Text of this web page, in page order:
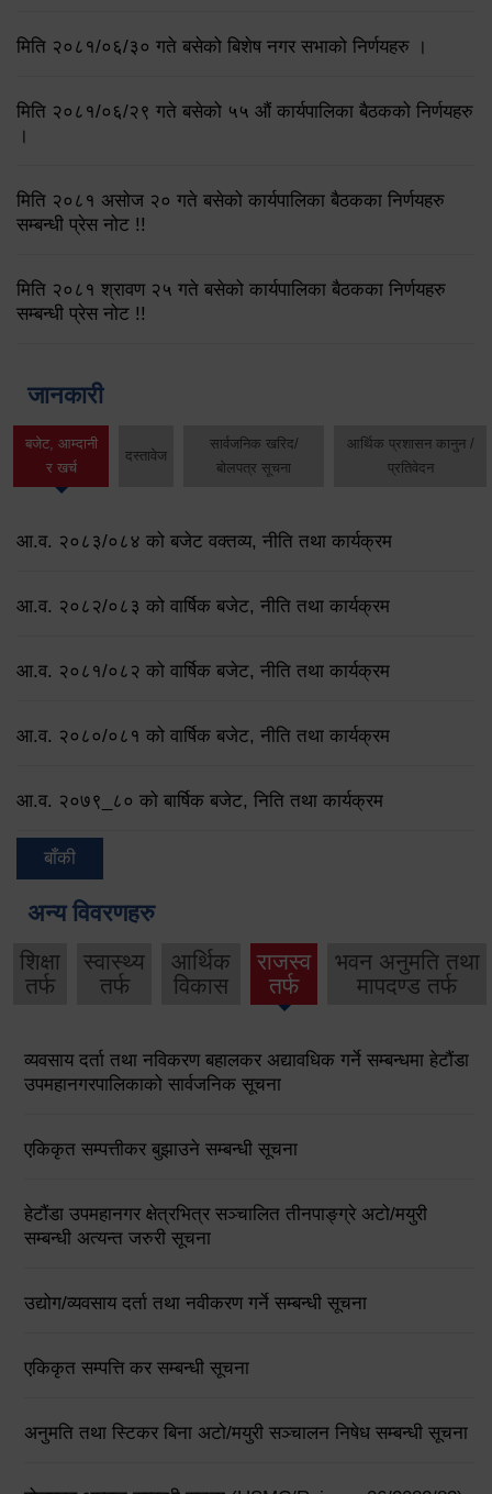
मिति २०८१/०६/३० गते बसेको बिशेष नगर सभाको निर्णयहरु ।
मिति २०८१/०६/२९ गते बसेको ५५ औं कार्यपालिका बैठकको निर्णयहरु
।
मिति २०८१ असोज २० गते बसेको कार्यपालिका बैठकका निर्णयहरु
सम्बन्धी प्रेस नोट !!
मिति २०८१ श्रावण २५ गते बसेको कार्यपालिका बैठकका निर्णयहरु
सम्बन्धी प्रेस नोट !!
जानकारी
बजेट, आम्दानी
र खर्च
दस्तावेज
सार्वजनिक खरिद/
बोलपत्र सूचना
आर्थिक प्रशासन कानुन /
प्रतिवेदन
आ.व. २०८३/०८४ को बजेट वक्तव्य, नीति तथा कार्यक्रम
आ.व. २०८२/०८३ को वार्षिक बजेट, नीति तथा कार्यक्रम
आ.व. २०८१/०८२ को वार्षिक बजेट, नीति तथा कार्यक्रम
आ.व. २०८०/०८१ को वार्षिक बजेट, नीति तथा कार्यक्रम
आ.व. २०७९‌_८० को बार्षिक बजेट, निति तथा कार्यक्रम
बाँकी
अन्य विवरणहरु
शिक्षा
तर्फ
स्वास्थ्य
तर्फ
आर्थिक
विकास
राजस्व
तर्फ
भवन अनुमति तथा
मापदण्ड तर्फ
व्यवसाय दर्ता तथा नविकरण बहालकर अद्यावधिक गर्ने सम्बन्धमा हेटौंडा
उपमहानगरपालिकाको सार्वजनिक सूचना
एकिकृत सम्पत्तीकर बुझाउने सम्बन्धी सूचना
हेटौंडा उपमहानगर क्षेत्रभित्र सञ्चालित तीनपाङ्ग्रे अटो/मयुरी
सम्बन्धी अत्यन्त जरुरी सूचना
उद्योग/व्यवसाय दर्ता तथा नवीकरण गर्ने सम्बन्धी सूचना
एकिकृत सम्पत्ति कर सम्बन्धी सूचना
अनुमति तथा स्टिकर बिना अटो/मयुरी सञ्चालन निषेध सम्बन्धी सूचना